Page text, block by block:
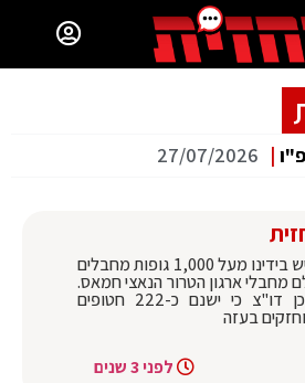
|
27/07/2026
דובר צה"ל: יש בידינו מעל 1,000 גופות מחבלים
מחבלי ארגון הטרור הנאצי חמאס.
כמו"כ מעדכן דו"צ כי ישנם כ-222 חטופים
בעזה
לפני 3 שנים